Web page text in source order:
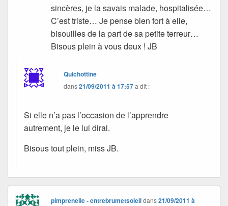
sincères, je la savais malade, hospitalisée…
C’est triste… Je pense bien fort à elle,
bisouilles de la part de sa petite terreur…
Bisous plein à vous deux ! JB
Quichottine
dans21/09/2011 à 17:57a dit :
Si elle n’a pas l’occasion de l’apprendre
autrement, je le lui dirai.
Bisous tout plein, miss JB.
pimprenelle - entrebrumetsoleildans21/09/2011 à